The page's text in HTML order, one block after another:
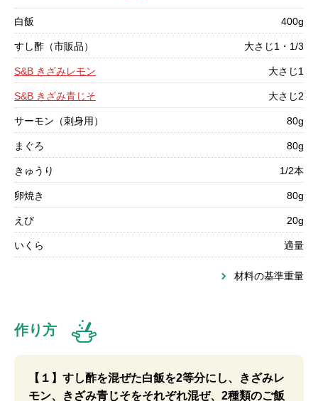
白飯 400g
すし酢（市販品） 大さじ1・1/3
S&B きざみレモン 大さじ1
S&B きざみ青じそ 大さじ2
サーモン（刺身用） 80g
まぐろ 80g
きゅうり 1/2本
卵焼き 80g
えび 20g
いくら 適量
材料の基準重量
作り方
【１】すし酢を混ぜた白飯を2等分にし、きざみレ
モン、きざみ青じそをそれぞれ混ぜ、2種類のご飯